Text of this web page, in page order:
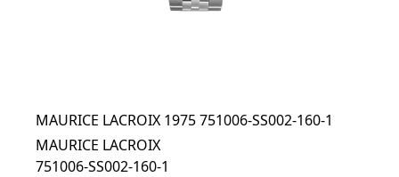
MAURICE LACROIX 1975 751006-SS002-160-1
MAURICE LACROIX
751006-SS002-160-1